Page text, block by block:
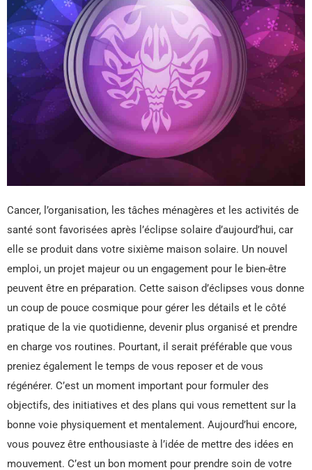
Cancer, l’organisation, les tâches ménagères et les activités de
santé sont favorisées après l’éclipse solaire d’aujourd’hui, car
elle se produit dans votre sixième maison solaire. Un nouvel
emploi, un projet majeur ou un engagement pour le bien-être
peuvent être en préparation. Cette saison d’éclipses vous donne
un coup de pouce cosmique pour gérer les détails et le côté
pratique de la vie quotidienne, devenir plus organisé et prendre
en charge vos routines. Pourtant, il serait préférable que vous
preniez également le temps de vous reposer et de vous
régénérer. C’est un moment important pour formuler des
objectifs, des initiatives et des plans qui vous remettent sur la
bonne voie physiquement et mentalement. Aujourd’hui encore,
vous pouvez être enthousiaste à l’idée de mettre des idées en
mouvement. C’est un bon moment pour prendre soin de votre